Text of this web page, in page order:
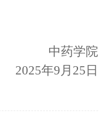
中药学院
2025年9月25日